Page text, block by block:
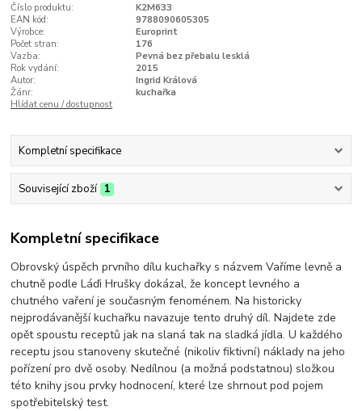
Číslo produktu:
K2M633
EAN kód:
9788090605305
Výrobce:
Europrint
Počet stran:
176
Vazba:
Pevná bez přebalu lesklá
Rok vydání:
2015
Autor:
Ingrid Králová
Žánr:
kuchařka
Hlídat cenu / dostupnost
Kompletní specifikace
Související zboží 1
Kompletní specifikace
Obrovský úspěch prvního dílu kuchařky s názvem Vaříme levně a
chutně podle Láďi Hrušky dokázal, že koncept levného a
chutného vaření je současným fenoménem. Na historicky
nejprodávanější kuchařku navazuje tento druhý díl. Najdete zde
opět spoustu receptů jak na slaná tak na sladká jídla. U každého
receptu jsou stanoveny skutečné (nikoliv fiktivní) náklady na jeho
pořízení pro dvě osoby. Nedílnou (a možná podstatnou) složkou
této knihy jsou prvky hodnocení, které lze shrnout pod pojem
spotřebitelský test.